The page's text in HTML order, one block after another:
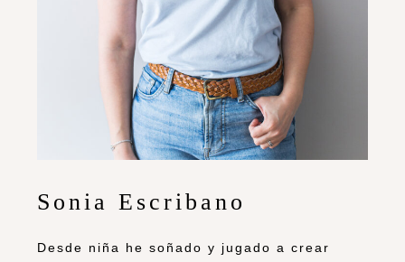
Sonia Escribano
Desde niña he soñado y jugado a crear